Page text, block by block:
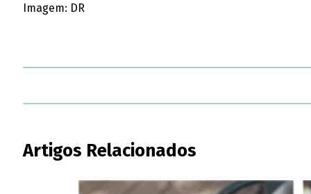
Imagem: DR
Artigos Relacionados